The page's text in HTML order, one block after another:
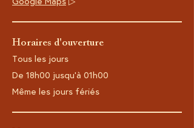
Horaires d'ouverture
Tous les jours
De 18h00 jusqu'à 01h00
​Même les jours fériés